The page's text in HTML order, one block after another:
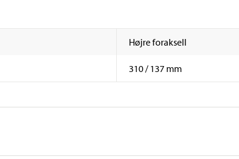
Højre foraksell
310 / 137 mm